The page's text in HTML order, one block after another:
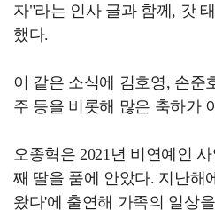
자"라는 인사 글과 함께, 갓
했다.
이 같은 소식에 김호영, 손준
주 등을 비롯해 많은 축하가
오종혁은 2021년 비연예인
째 딸을 품에 안았다. 지난해
왔다'에 출연해 가족의 일상